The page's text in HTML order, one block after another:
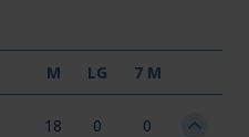
M LG 7 M
18 0 0